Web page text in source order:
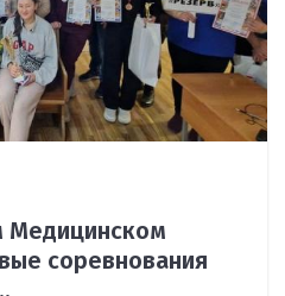
Медицинском
соревнования